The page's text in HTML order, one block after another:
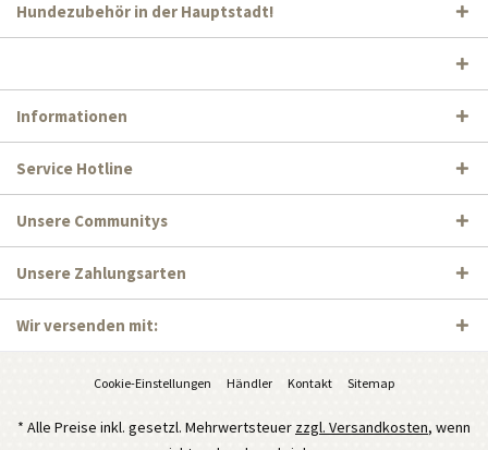
Hundezubehör in der Hauptstadt!
Informationen
Service Hotline
Unsere Communitys
Unsere Zahlungsarten
Wir versenden mit:
Cookie-Einstellungen Händler Kontakt Sitemap
* Alle Preise inkl. gesetzl. Mehrwertsteuer zzgl. Versandkosten, wenn